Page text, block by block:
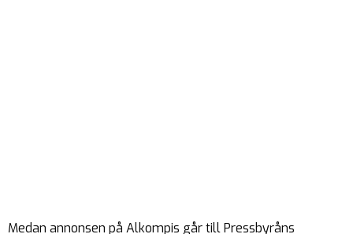
Medan annonsen på Alkompis går till Pressbyråns